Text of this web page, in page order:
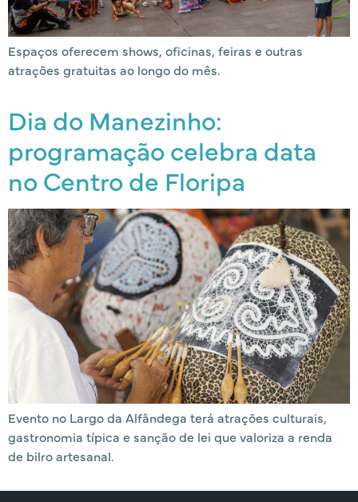
Espaços oferecem shows, oficinas, feiras e outras
atrações gratuitas ao longo do mês.
Dia do Manezinho:
programação celebra data
no Centro de Floripa
Evento no Largo da Alfândega terá atrações culturais,
gastronomia típica e sanção de lei que valoriza a renda
de bilro artesanal.